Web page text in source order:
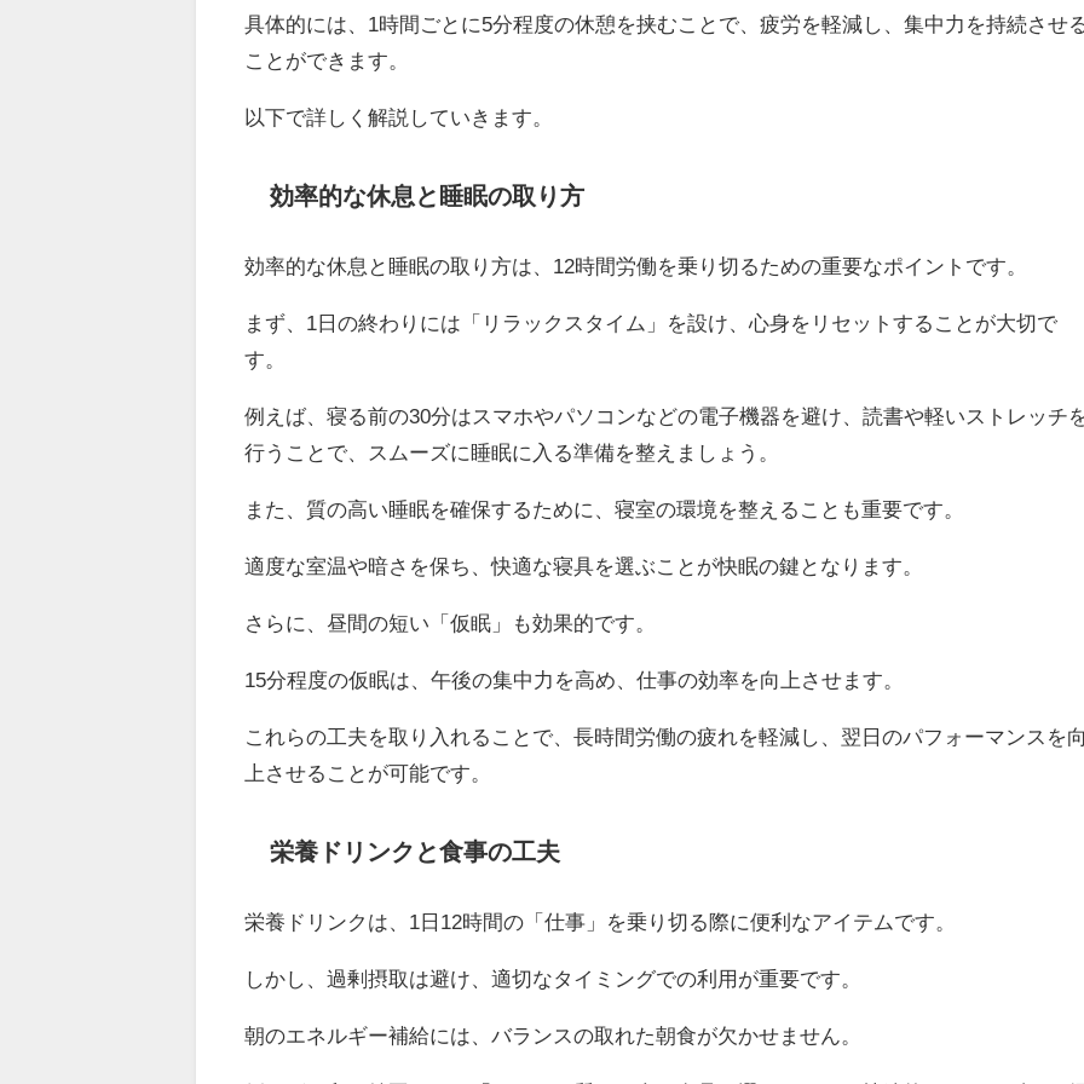
具体的には、1時間ごとに5分程度の休憩を挟むことで、疲労を軽減し、集中力を持続させ
ことができます。
以下で詳しく解説していきます。
効率的な休息と睡眠の取り方
効率的な休息と睡眠の取り方は、12時間労働を乗り切るための重要なポイントです。
まず、1日の終わりには「リラックスタイム」を設け、心身をリセットすることが大切で
す。
例えば、寝る前の30分はスマホやパソコンなどの電子機器を避け、読書や軽いストレッチ
行うことで、スムーズに睡眠に入る準備を整えましょう。
また、質の高い睡眠を確保するために、寝室の環境を整えることも重要です。
適度な室温や暗さを保ち、快適な寝具を選ぶことが快眠の鍵となります。
さらに、昼間の短い「仮眠」も効果的です。
15分程度の仮眠は、午後の集中力を高め、仕事の効率を向上させます。
これらの工夫を取り入れることで、長時間労働の疲れを軽減し、翌日のパフォーマンスを
上させることが可能です。
栄養ドリンクと食事の工夫
栄養ドリンクは、1日12時間の「仕事」を乗り切る際に便利なアイテムです。
しかし、過剰摂取は避け、適切なタイミングでの利用が重要です。
朝のエネルギー補給には、バランスの取れた朝食が欠かせません。